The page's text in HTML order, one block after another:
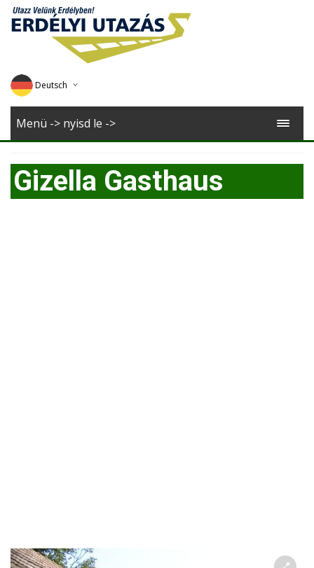
Deutsch
English
Romana
Menü -> nyisd le ->
Gizella Gasthaus